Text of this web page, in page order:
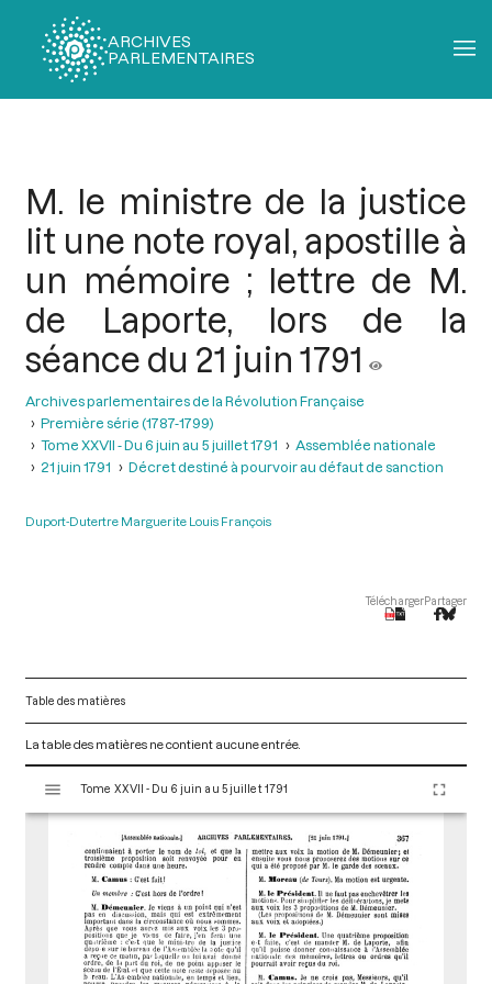
ARCHIVES
PARLEMENTAIRES
M. le ministre de la justice
lit une note royal, apostille à
un mémoire ; lettre de M.
de Laporte, lors de la
séance du 21 juin 1791
Archives parlementaires de la Révolution Française
Première série (1787-1799)
Tome XXVII - Du 6 juin au 5 juillet 1791
Assemblée nationale
21 juin 1791
Décret destiné à pourvoir au défaut de sanction
Duport-Dutertre Marguerite Louis François
TéléchargerPartager
Table des matières
La table des matières ne contient aucune entrée.
s
Tome XXVII - Du 6 juin au 5 juillet 1791